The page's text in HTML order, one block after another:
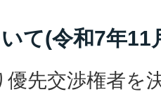
て(令和7年11
先交渉権者を